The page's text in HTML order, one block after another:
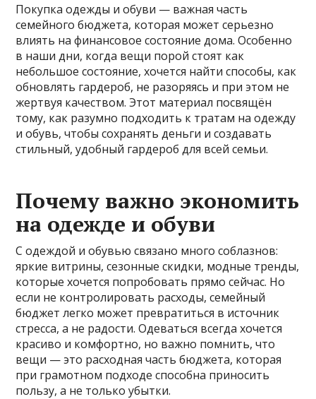
Покупка одежды и обуви — важная часть
семейного бюджета, которая может серьезно
влиять на финансовое состояние дома. Особенно
в наши дни, когда вещи порой стоят как
небольшое состояние, хочется найти способы, как
обновлять гардероб, не разоряясь и при этом не
жертвуя качеством. Этот материал посвящён
тому, как разумно подходить к тратам на одежду
и обувь, чтобы сохранять деньги и создавать
стильный, удобный гардероб для всей семьи.
Почему важно экономить
на одежде и обуви
С одеждой и обувью связано много соблазнов:
яркие витрины, сезонные скидки, модные тренды,
которые хочется попробовать прямо сейчас. Но
если не контролировать расходы, семейный
бюджет легко может превратиться в источник
стресса, а не радости. Одеваться всегда хочется
красиво и комфортно, но важно помнить, что
вещи — это расходная часть бюджета, которая
при грамотном подходе способна приносить
пользу, а не только убытки.